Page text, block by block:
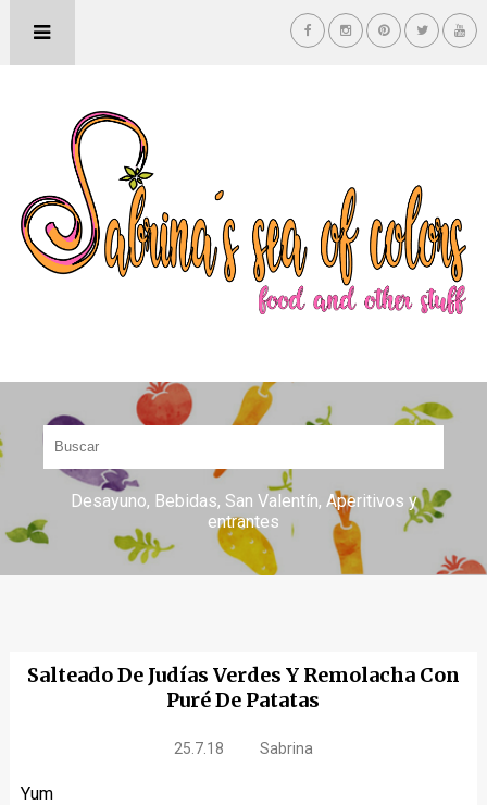
Desayuno Bebidas San Valentín Aperitivos y
entrantes
Salteado De Judías Verdes Y Remolacha Con
Puré De Patatas
25.7.18 Sabrina
Yum